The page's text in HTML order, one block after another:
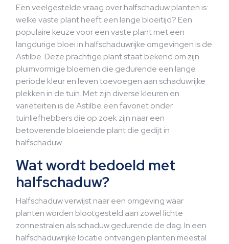
Een veelgestelde vraag over halfschaduw planten is:
welke vaste plant heeft een lange bloeitijd? Een
populaire keuze voor een vaste plant met een
langdurige bloei in halfschaduwrijke omgevingen is de
Astilbe. Deze prachtige plant staat bekend om zijn
pluimvormige bloemen die gedurende een lange
periode kleur en leven toevoegen aan schaduwrijke
plekken in de tuin. Met zijn diverse kleuren en
variëteiten is de Astilbe een favoriet onder
tuinliefhebbers die op zoek zijn naar een
betoverende bloeiende plant die gedijt in
halfschaduw.
Wat wordt bedoeld met
halfschaduw?
Halfschaduw verwijst naar een omgeving waar
planten worden blootgesteld aan zowel lichte
zonnestralen als schaduw gedurende de dag. In een
halfschaduwrijke locatie ontvangen planten meestal